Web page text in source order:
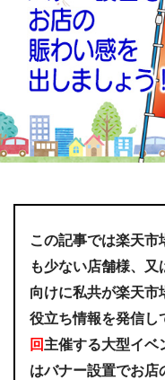
この記事では楽天市
も少ない店舗様、
向けに私共が楽天市
役立ち情報を発信し
回 主催する大型イベ
はバナー設置でお店